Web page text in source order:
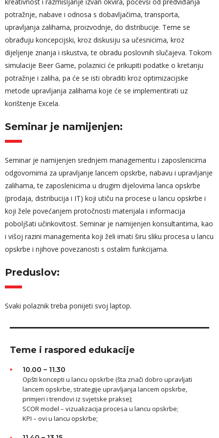
potražnje, nabave i odnosa s dobavljačima, transporta,
upravljanja zalihama, proizvodnje, do distribucije. Teme se
obrađuju koncepcijski, kroz diskusiju sa učesnicima, kroz
dijeljenje znanja i iskustva, te obradu poslovnih slučajeva. Tokom
simulacije Beer Game, polaznici će prikupiti podatke o kretanju
potražnje i zaliha, pa će se isti obraditi kroz optimizacijske
metode upravljanja zalihama koje će se implementirati uz
korištenje Excela.
Seminar je namijenjen:
Seminar je namijenjen srednjem managementu i zaposlenicima
odgovornima za upravljanje lancem opskrbe, nabavu i upravljanje
zalihama, te zaposlenicima u drugim dijelovima lanca opskrbe
(prodaja, distribucija i IT) koji utiču na procese u lancu opskrbe i
koji žele povećanjem protočnosti materijala i informacija
poboljšati učinkovitost. Seminar je namijenjen konsultantima, kao
i višoj razini managementa koji želi imati širu sliku procesa u lancu
opskrbe i njihove povezanosti s ostalim funkcijama.
Preduslov:
Svaki polaznik treba ponijeti svoj laptop.
Teme i raspored edukacije
10.00 – 11.30
Opšti koncepti u lancu opskrbe (šta znači dobro upravljati
lancem opskrbe, strategije upravljanja lancem opskrbe,
primjeri i trendovi iz svjetske prakse);
SCOR model – vizualizacija procesa u lancu opskrbe;
KPI – ovi u lancu opskrbe;